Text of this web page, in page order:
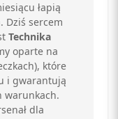
łapią
Dziś sercem
Technika
oparte na
które
i gwarantują
warunkach.
dla